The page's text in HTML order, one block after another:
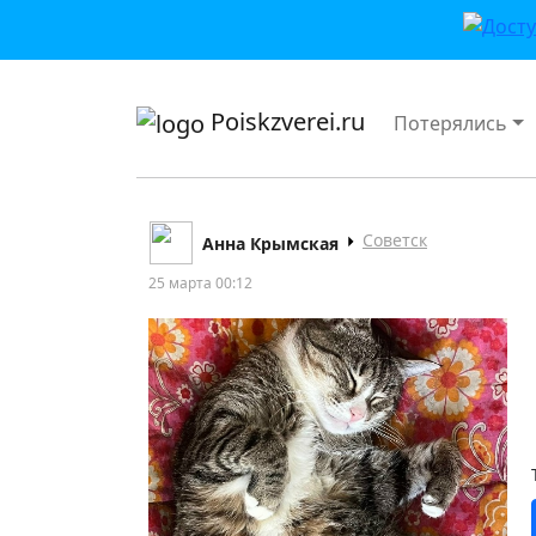
Poiskzverei.ru Потерялись
Анна Крымская Советск
25 марта 00:12